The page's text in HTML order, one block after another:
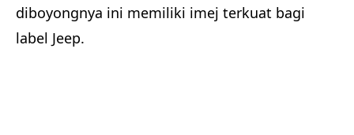
diboyongnya ini memiliki imej terkuat bagi
label Jeep.